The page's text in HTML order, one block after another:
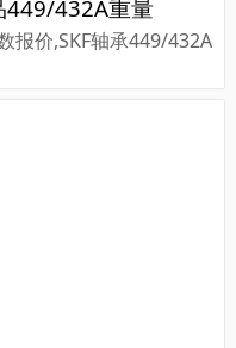
449/432A重量
报价,SKF轴承449/432A